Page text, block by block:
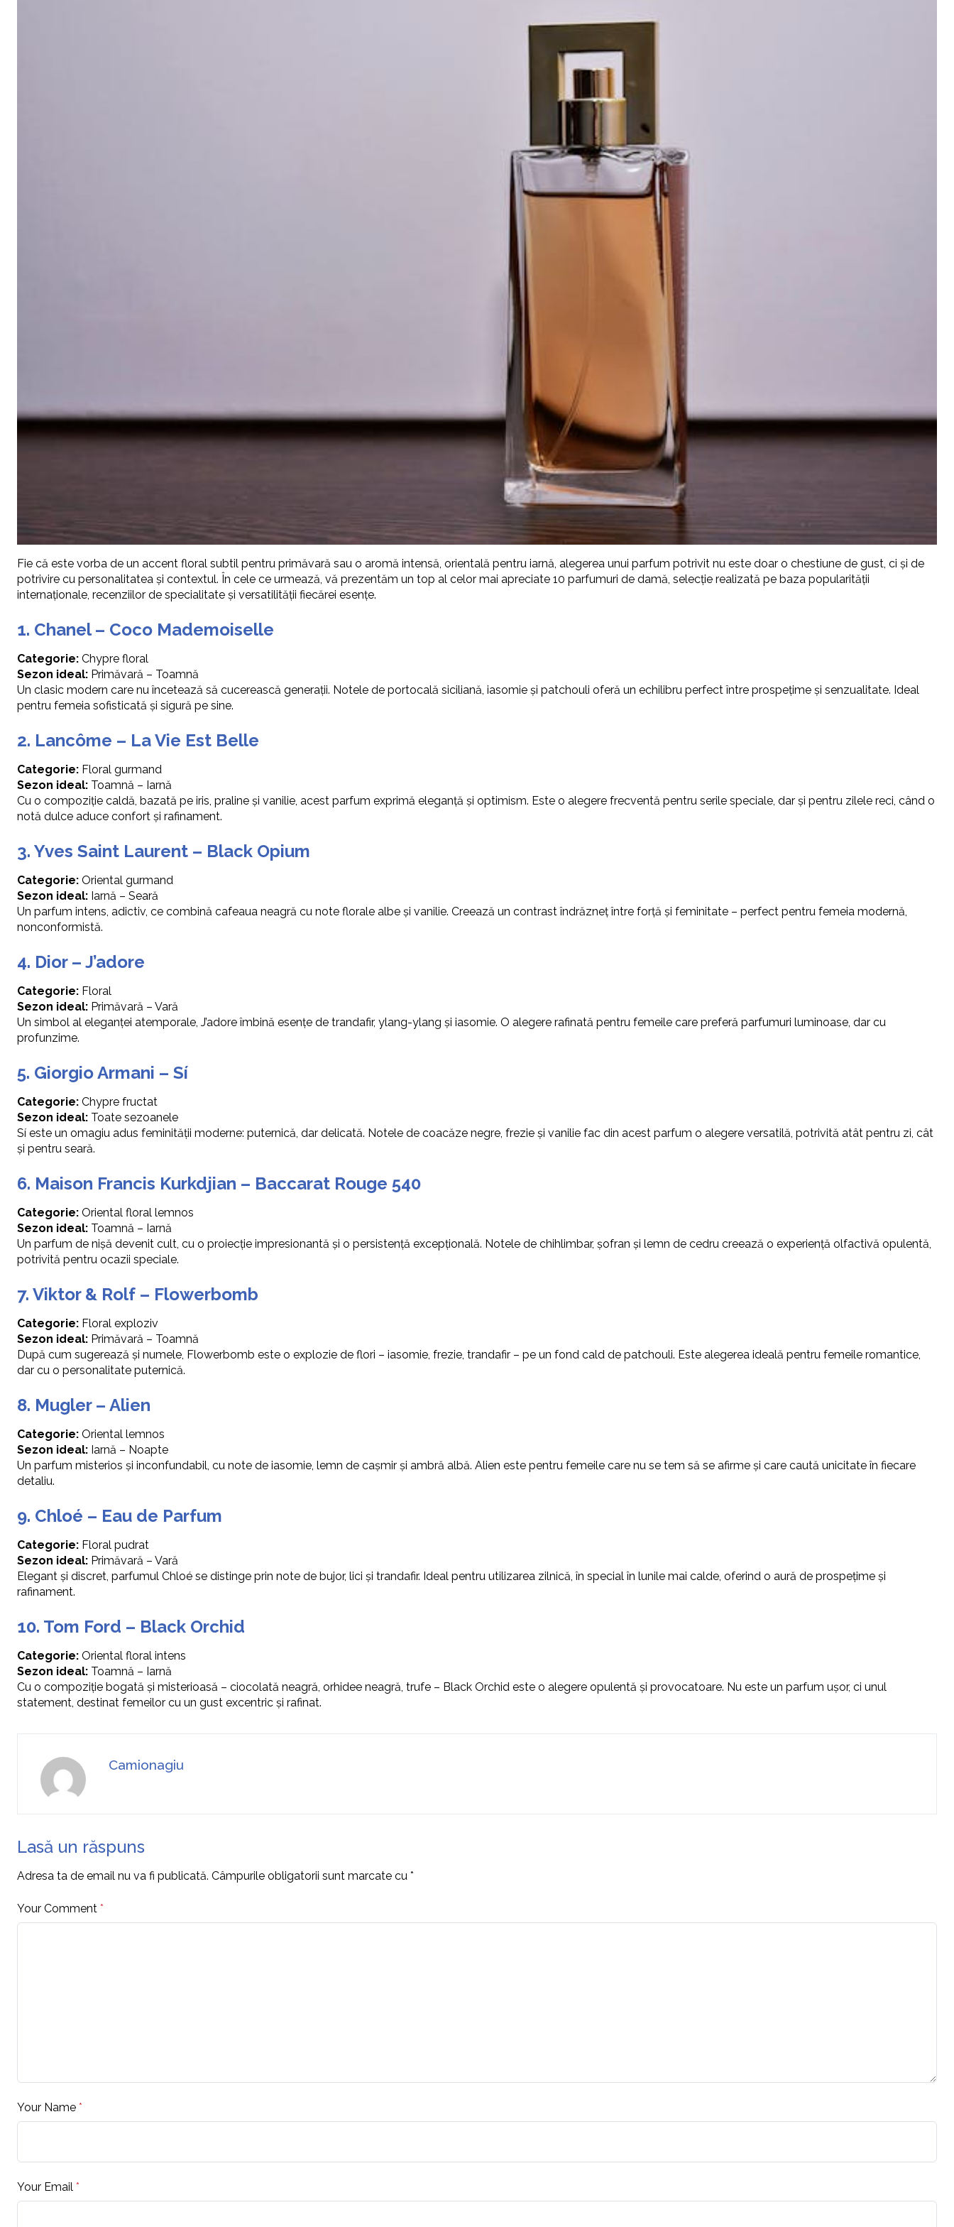
Fie că este vorba de un accent floral subtil pentru primăvară sau o aromă intensă, orientală pentru iarnă, alegerea unui parfum potrivit nu este doar o chestiune de gust, ci și de
potrivire cu personalitatea și contextul. În cele ce urmează, vă prezentăm un top al celor mai apreciate 10 parfumuri de damă, selecție realizată pe baza popularității
internaționale, recenziilor de specialitate și versatilității fiecărei esențe.
1. Chanel – Coco Mademoiselle
Categorie: Chypre floral
Sezon ideal: Primăvară – Toamnă
Un clasic modern care nu încetează să cucerească generații. Notele de portocală siciliană, iasomie și patchouli oferă un echilibru perfect între prospețime și senzualitate. Ideal
pentru femeia sofisticată și sigură pe sine.
2. Lancôme – La Vie Est Belle
Categorie: Floral gurmand
Sezon ideal: Toamnă – Iarnă
Cu o compoziție caldă, bazată pe iris, praline și vanilie, acest parfum exprimă eleganță și optimism. Este o alegere frecventă pentru serile speciale, dar și pentru zilele reci, când o
notă dulce aduce confort și rafinament.
3. Yves Saint Laurent – Black Opium
Categorie: Oriental gurmand
Sezon ideal: Iarnă – Seară
Un parfum intens, adictiv, ce combină cafeaua neagră cu note florale albe și vanilie. Creează un contrast îndrăzneț între forță și feminitate – perfect pentru femeia modernă,
nonconformistă.
4. Dior – J’adore
Categorie: Floral
Sezon ideal: Primăvară – Vară
Un simbol al eleganței atemporale, J’adore îmbină esențe de trandafir, ylang-ylang și iasomie. O alegere rafinată pentru femeile care preferă parfumuri luminoase, dar cu
profunzime.
5. Giorgio Armani – Sí
Categorie: Chypre fructat
Sezon ideal: Toate sezoanele
Sí este un omagiu adus feminității moderne: puternică, dar delicată. Notele de coacăze negre, frezie și vanilie fac din acest parfum o alegere versatilă, potrivită atât pentru zi, cât
și pentru seară.
6. Maison Francis Kurkdjian – Baccarat Rouge 540
Categorie: Oriental floral lemnos
Sezon ideal: Toamnă – Iarnă
Un parfum de nișă devenit cult, cu o proiecție impresionantă și o persistență excepțională. Notele de chihlimbar, șofran și lemn de cedru creează o experiență olfactivă opulentă,
potrivită pentru ocazii speciale.
7. Viktor & Rolf – Flowerbomb
Categorie: Floral exploziv
Sezon ideal: Primăvară – Toamnă
După cum sugerează și numele, Flowerbomb este o explozie de flori – iasomie, frezie, trandafir – pe un fond cald de patchouli. Este alegerea ideală pentru femeile romantice,
dar cu o personalitate puternică.
8. Mugler – Alien
Categorie: Oriental lemnos
Sezon ideal: Iarnă – Noapte
Un parfum misterios și inconfundabil, cu note de iasomie, lemn de cașmir și ambră albă. Alien este pentru femeile care nu se tem să se afirme și care caută unicitate în fiecare
detaliu.
9. Chloé – Eau de Parfum
Categorie: Floral pudrat
Sezon ideal: Primăvară – Vară
Elegant și discret, parfumul Chloé se distinge prin note de bujor, lici și trandafir. Ideal pentru utilizarea zilnică, în special în lunile mai calde, oferind o aură de prospețime și
rafinament.
10. Tom Ford – Black Orchid
Categorie: Oriental floral intens
Sezon ideal: Toamnă – Iarnă
Cu o compoziție bogată și misterioasă – ciocolată neagră, orhidee neagră, trufe – Black Orchid este o alegere opulentă și provocatoare. Nu este un parfum ușor, ci unul
statement, destinat femeilor cu un gust excentric și rafinat.
Camionagiu
Lasă un răspuns
Adresa ta de email nu va fi publicată. Câmpurile obligatorii sunt marcate cu *
Your Comment *
Your Name *
Your Email *